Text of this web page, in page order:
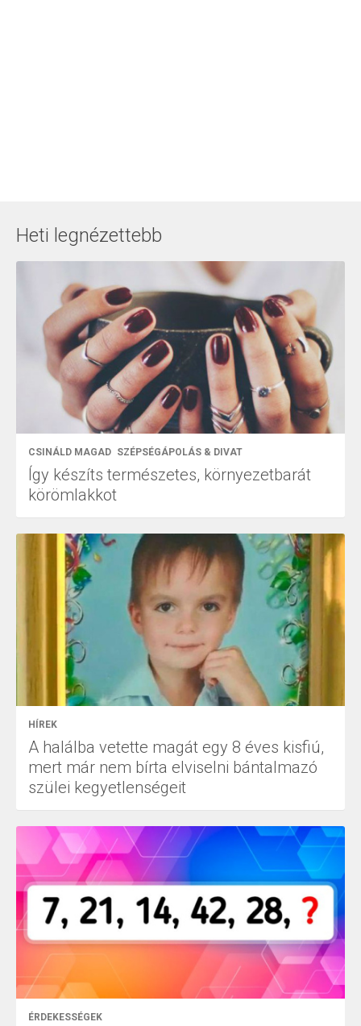
Heti legnézettebb
CSINÁLD MAGAD SZÉPSÉGÁPOLÁS & DIVAT
Így készíts természetes, környezetbarát
körömlakkot
HÍREK
A halálba vetette magát egy 8 éves kisfiú,
mert már nem bírta elviselni bántalmazó
szülei kegyetlenségeit
ÉRDEKESSÉGEK